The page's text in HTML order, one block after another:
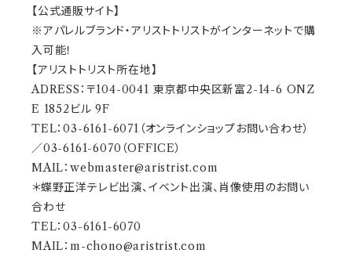
【公式通販サイト】
※アパレルブランド・アリストトリストがインターネットで購
入可能！
【アリストトリスト所在地】
ADRESS：〒104-0041 東京都中央区新富2-14-6 ONZ
E 1852ビル 9F
TEL：03-6161-6071（オンラインショップお問い合わせ）
／03-6161-6070（OFFICE）
MAIL： webmaster@aristrist.com
＊蝶野正洋テレビ出演、イベント出演、肖像使用のお問い
合わせ
TEL：03-6161-6070
MAIL： m-chono@aristrist.com